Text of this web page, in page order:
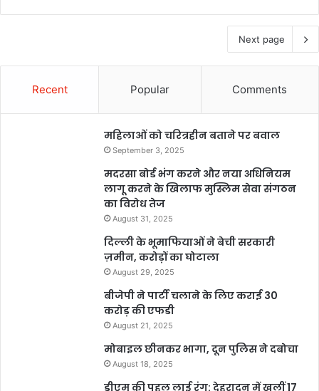
Next page
Recent Popular Comments
महिलाओं को चरित्रहीन बताने पर बवाल
September 3, 2025
मदरसा बोर्ड भंग करने और नया अधिनियम
लागू करने के खिलाफ मुस्लिम सेवा संगठन
का विरोध तेज
August 31, 2025
दिल्ली के भूमाफियाओं ने बेची सरकारी
ज़मीन, करोड़ों का घोटाला
August 29, 2025
बीजेपी ने पार्टी चलाने के लिए कराई 30
करोड़ की एफडी
August 21, 2025
मोबाइल छीनकर भागा, दून पुलिस ने दबोचा
August 18, 2025
डीएम की पहल लाई रंग: देहरादून में खुलीं 17